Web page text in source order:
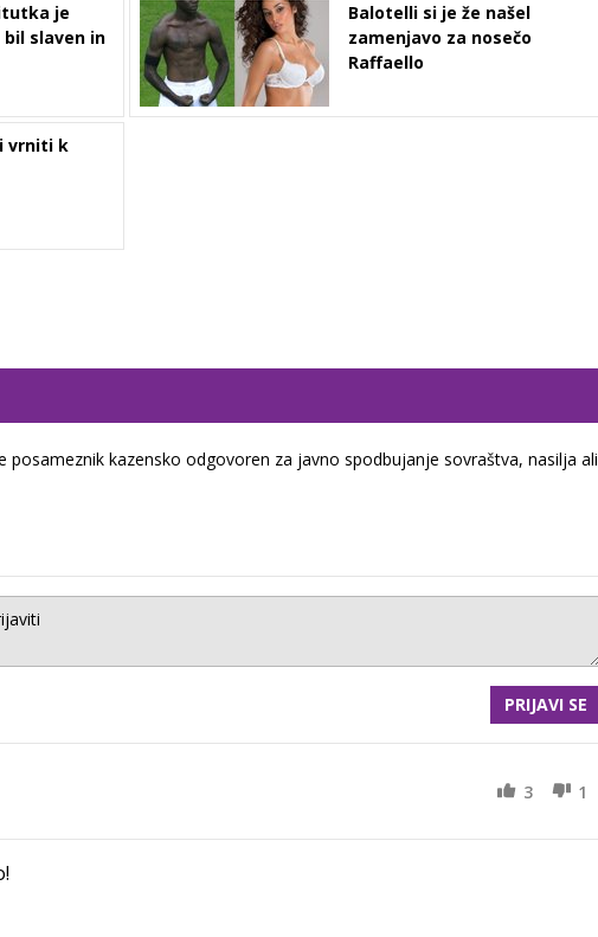
je
bil slaven in
Balotelli si je že našel
zamenjavo za nosečo
Raffaello
vrniti k
posameznik kazensko odgovoren za javno spodbujanje sovraštva, nasilja ali
PRIJAVI SE
3 1